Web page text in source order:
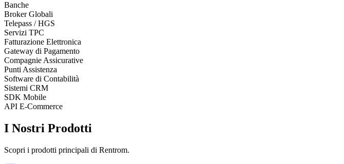
Banche
Broker Globali
Telepass / HGS
Servizi TPC
Fatturazione Elettronica
Gateway di Pagamento
Compagnie Assicurative
Punti Assistenza
Software di Contabilità
Sistemi CRM
SDK Mobile
API E-Commerce
I Nostri Prodotti
Scopri i prodotti principali di Rentrom.